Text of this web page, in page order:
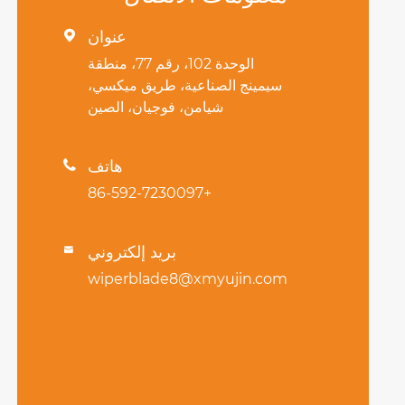
 عنوان
الوحدة 102، رقم 77، منطقة
سيمينج الصناعية، طريق ميكسي،
شيامن، فوجيان، الصين
 هاتف
+86-592-7230097
 بريد إلكتروني
wiperblade8@xmyujin.com